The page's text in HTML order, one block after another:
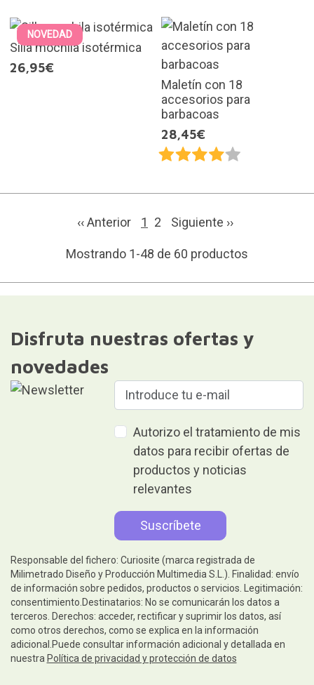
NOVEDAD
Silla mochila isotérmica
26,95€
Maletín con 18
accesorios para
barbacoas
28,45€
‹‹ Anterior 1 2 Siguiente ››
Mostrando 1-48 de 60 productos
Disfruta nuestras ofertas y
novedades
Autorizo el tratamiento de mis
datos para recibir ofertas de
productos y noticias
relevantes
Responsable del fichero: Curiosite (marca registrada de
Milimetrado Diseño y Producción Multimedia S.L.). Finalidad: envío
de información sobre pedidos, productos o servicios. Legitimación:
consentimiento.Destinatarios: No se comunicarán los datos a
terceros. Derechos: acceder, rectificar y suprimir los datos, así
como otros derechos, como se explica en la información
adicional.Puede consultar información adicional y detallada en
nuestra Política de privacidad y protección de datos